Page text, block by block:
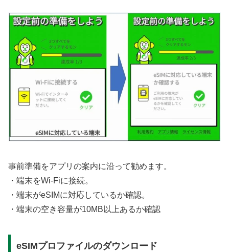
事前準備をアプリの案内に沿って勧めます。
・端末をWi-Fiに接続。
・端末がeSIMに対応しているか確認。
・端末の空き容量が10MB以上あるか確認
eSIMプロファイルのダウンロード